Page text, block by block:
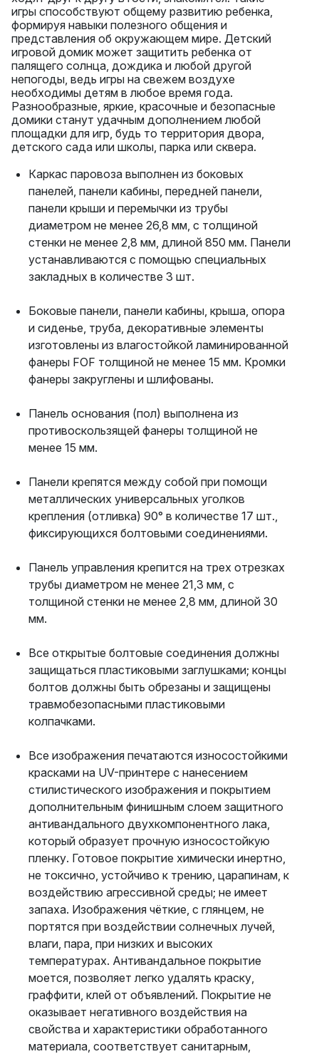
игры способствуют общему развитию ребенка,
формируя навыки полезного общения и
представления об окружающем мире. Детский
игровой домик может защитить ребенка от
палящего солнца, дождика и любой другой
непогоды, ведь игры на свежем воздухе
необходимы детям в любое время года.
Разнообразные, яркие, красочные и безопасные
домики станут удачным дополнением любой
площадки для игр, будь то территория двора,
детского сада или школы, парка или сквера.
Каркас паровоза выполнен из боковых
панелей, панели кабины, передней панели,
панели крыши и перемычки из трубы
диаметром не менее 26,8 мм, с толщиной
стенки не менее 2,8 мм, длиной 850 мм. Панели
устанавливаются с помощью специальных
закладных в количестве 3 шт.
Боковые панели, панели кабины, крыша, опора
и сиденье, труба, декоративные элементы
изготовлены из влагостойкой ламинированной
фанеры FOF толщиной не менее 15 мм. Кромки
фанеры закруглены и шлифованы.
Панель основания (пол) выполнена из
противоскользящей фанеры толщиной не
менее 15 мм.
Панели крепятся между собой при помощи
металлических универсальных уголков
крепления (отливка) 90° в количестве 17 шт.,
фиксирующихся болтовыми соединениями.
Панель управления крепится на трех отрезках
трубы диаметром не менее 21,3 мм, с
толщиной стенки не менее 2,8 мм, длиной 30
мм.
Все открытые болтовые соединения должны
защищаться пластиковыми заглушками; концы
болтов должны быть обрезаны и защищены
травмобезопасными пластиковыми
колпачками.
Все изображения печатаются износостойкими
красками на UV-принтере с нанесением
стилистического изображения и покрытием
дополнительным финишным слоем защитного
антивандального двухкомпонентного лака,
который образует прочную износостойкую
пленку. Готовое покрытие химически инертно,
не токсично, устойчиво к трению, царапинам, к
воздействию агрессивной среды; не имеет
запаха. Изображения чёткие, с глянцем, не
портятся при воздействии солнечных лучей,
влаги, пара, при низких и высоких
температурах. Антивандальное покрытие
моется, позволяет легко удалять краску,
граффити, клей от объявлений. Покрытие не
оказывает негативного воздействия на
свойства и характеристики обработанного
материала, соответствует санитарным,